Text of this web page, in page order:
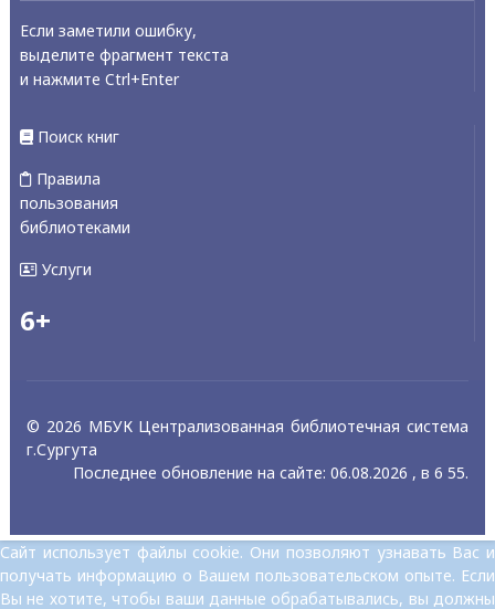
Если заметили ошибку,
выделите фрагмент текста
и нажмите Ctrl+Enter
Поиск книг
Правила
пользования
библиотеками
Услуги
6+
© 2026 МБУК Централизованная библиотечная система
г.Сургута
Последнее обновление на сайте: 06.08.2026 , в 6 55.
Сайт использует файлы cookie. Они позволяют узнавать Вас и
получать информацию о Вашем пользовательском опыте. Если
Вы не хотите, чтобы ваши данные обрабатывались, вы должны